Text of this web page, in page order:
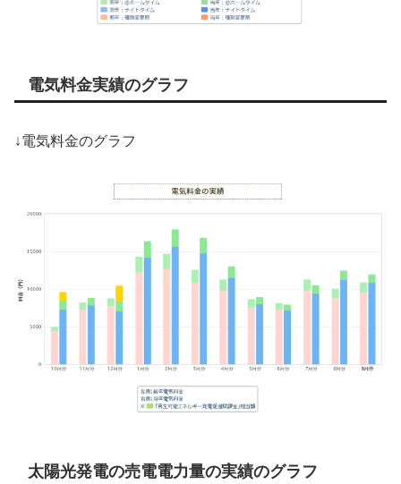
電気料金実績のグラフ
↓電気料金のグラフ
太陽光発電の売電電力量の実績のグラフ